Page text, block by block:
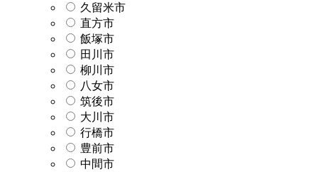
久留米市
直方市
飯塚市
田川市
柳川市
八女市
筑後市
大川市
行橋市
豊前市
中間市